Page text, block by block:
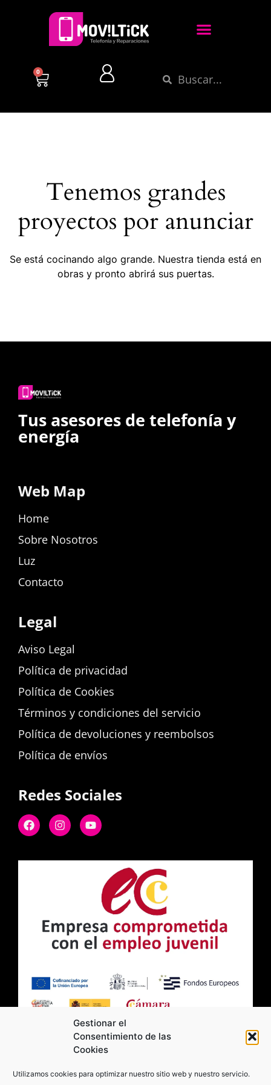
Gestionar el
Consentimiento de las
Cookies
Utilizamos cookies para optimizar nuestro sitio web y nuestro servicio.
0
Tenemos grandes
proyectos por anunciar
Se está cocinando algo grande. Nuestra tienda está en
obras y pronto abrirá sus puertas.
Tus asesores de telefonía y
energía
Web Map
Home
Sobre Nosotros
Luz
Contacto
Legal
Aviso Legal
Política de privacidad
Política de Cookies
Términos y condiciones del servicio
Política de devoluciones y reembolsos
Política de envíos
Redes Sociales
2026 Moviltick technologies. Todos los